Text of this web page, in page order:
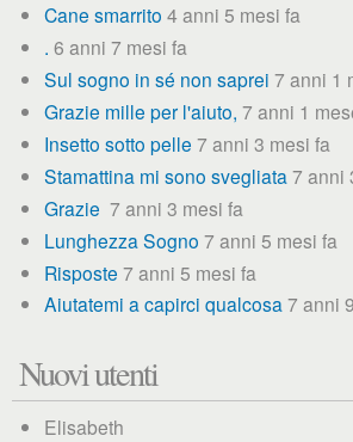
Cane smarrito 4 anni 5 mesi fa
. 6 anni 7 mesi fa
Sul sogno in sé non saprei 7 anni 1
Grazie mille per l'aiuto, 7 anni 1
Insetto sotto pelle 7 anni 3 mesi fa
Stamattina mi sono svegliata7 anni
Grazie 7 anni 3 mesi fa
Lunghezza Sogno 7 anni 5 mesi fa
Risposte 7 anni 5 mesi fa
Aiutatemi a capirci qualcosa7 anni
Nuovi utenti
Elisabeth